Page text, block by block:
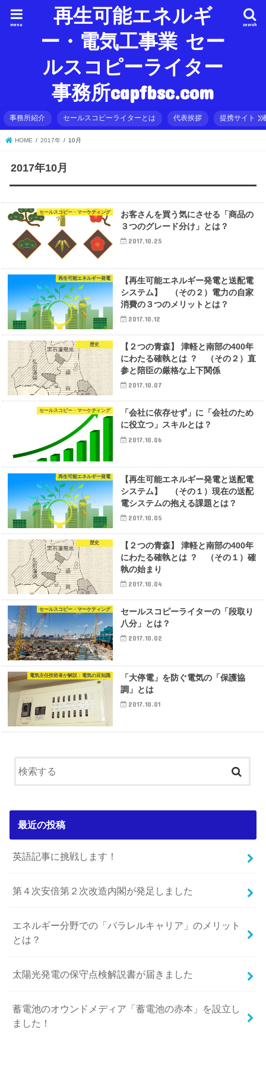
再生可能エネルギ
ー・電気工事業 セー
ルスコピーライター
事務所capfbsc.com
search
menu
事務所紹介 セールスコピーライターとは 代表挨拶 提携サイト：
HOME 2017年 10月
2017年10月
セールスコピー・マーケティング
お客さんを買う気にさせる「商品の
３つのグレード分け」とは？
2017.10.25
再生可能エネルギー発電
【再生可能エネルギー発電と送配電
システム】 （その２）電力の自家
消費の３つのメリットとは？
2017.10.12
歴史
【２つの青森】 津軽と南部の400年
にわたる確執とは ？ （その２）直
参と陪臣の厳格な上下関係
2017.10.07
セールスコピー・マーケティング
「会社に依存せず」に「会社のため
に役立つ」スキルとは？
2017.10.06
再生可能エネルギー発電
【再生可能エネルギー発電と送配電
システム】 （その１）現在の送配
電システムの抱える課題とは？
2017.10.05
歴史
【２つの青森】 津軽と南部の400年
にわたる確執とは ？ （その１）確
執の始まり
2017.10.04
セールスコピー・マーケティング
セールスコピーライターの「段取り
八分」とは？
2017.10.02
電気主任技術者が解説：電気の豆知識
「大停電」を防ぐ電気の「保護協
調」とは
2017.10.01
最近の投稿
英語記事に挑戦します！
第４次安倍第２次改造内閣が発足しました
エネルギー分野での「パラレルキャリア」のメリット
とは？
太陽光発電の保守点検解説書が届きました
蓄電池のオウンドメディア「蓄電池の赤本」を設立し
ました！